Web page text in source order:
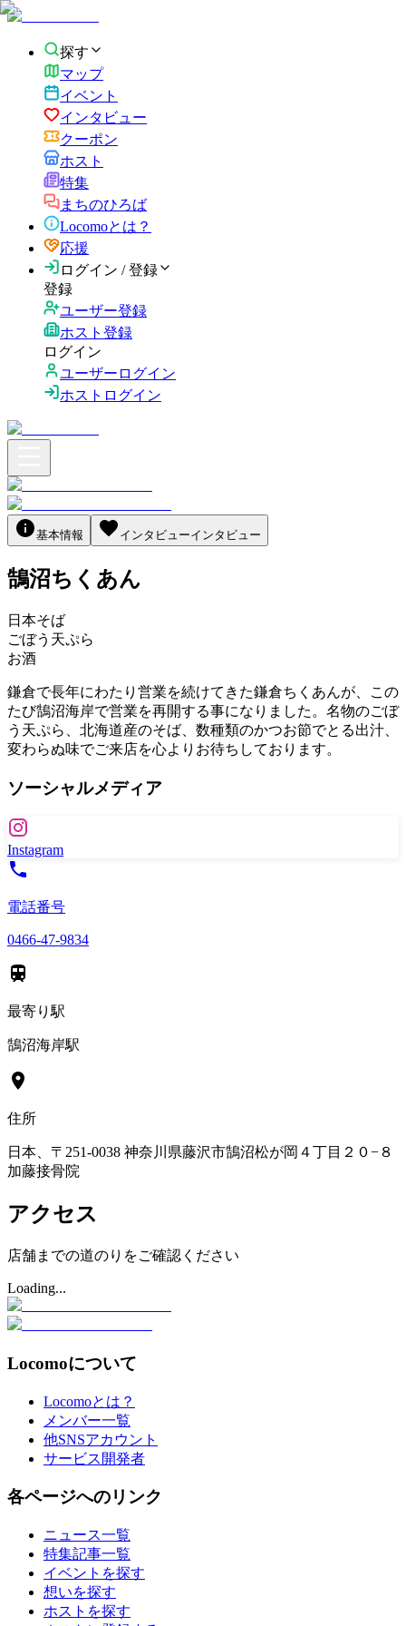
探す
マップ
イベント
インタビュー
クーポン
ホスト
特集
まちのひろば
Locomoとは？
応援
ログイン / 登録
登録
ユーザー登録
ホスト登録
ログイン
ユーザーログイン
ホストログイン
基本情報 インタビューインタビュー
鵠沼ちくあん
日本そば
ごぼう天ぷら
お酒
鎌倉で長年にわたり営業を続けてきた鎌倉ちくあんが、この
たび鵠沼海岸で営業を再開する事になりました。名物のごぼ
う天ぷら、北海道産のそば、数種類のかつお節でとる出汁、
変わらぬ味でご来店を心よりお待ちしております。
ソーシャルメディア
Instagram
電話番号
0466-47-9834
最寄り駅
鵠沼海岸駅
住所
日本、〒251-0038 神奈川県藤沢市鵠沼松が岡４丁目２０−８
加藤接骨院
アクセス
店舗までの道のりをご確認ください
Loading...
Locomoについて
Locomoとは？
メンバー一覧
他SNSアカウント
サービス開発者
各ページへのリンク
ニュース一覧
特集記事一覧
イベントを探す
想いを探す
ホストを探す